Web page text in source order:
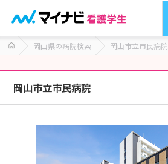
岡山県の病院検索 岡山市立市民病院
岡山市立市民病院